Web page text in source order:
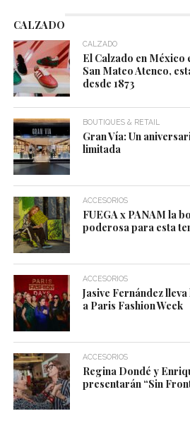
CALZADO
CALZADO
El Calzado en México
San Mateo Atenco,
desde 1873
BOUTIQUES & RETAIL
Gran Vía: Un
limitada
ACCESORIOS
FUEGA x PANAM la
poderosa para esta
ACCESORIOS
Jasive Fernández
a Paris Fashion Week
ACCESORIOS
Regina Dondé y
presentarán “Sin